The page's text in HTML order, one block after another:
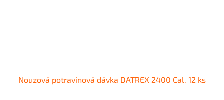
Nouzová potravinová dávka DATREX 2400 Cal. 12 ks